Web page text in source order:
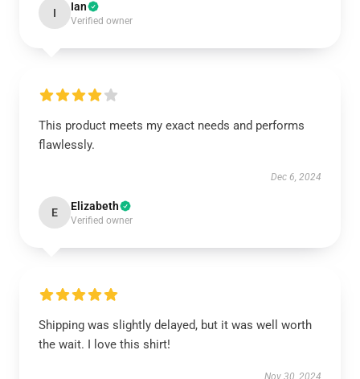
I Ian
Verified owner
This product meets my exact needs and performs
flawlessly.
Dec 6, 2024
E Elizabeth
Verified owner
Shipping was slightly delayed, but it was well worth
the wait. I love this shirt!
Nov 30, 2024